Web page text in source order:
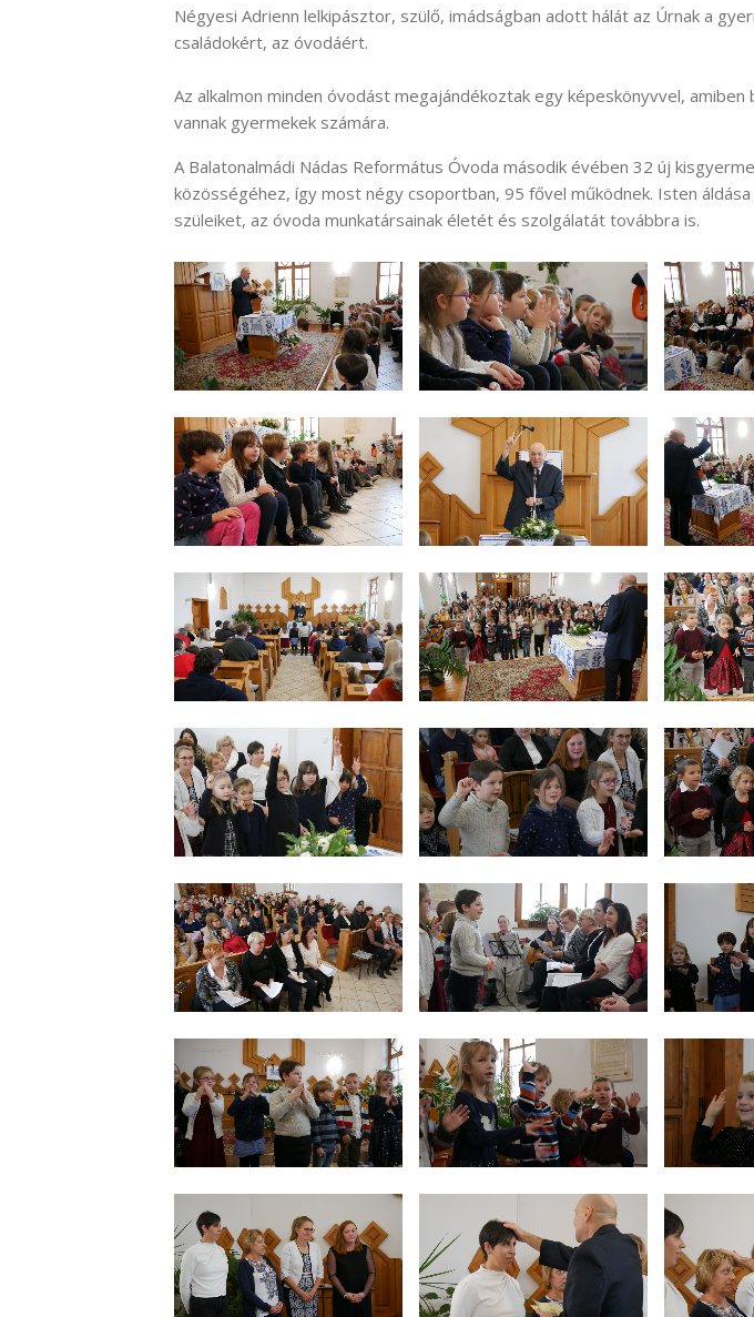
Négyesi Adrienn lelkipásztor, szülő, imádságban adott hálát az Úrnak a
családokért, az óvodáért.
Az alkalmon minden óvodást megajándékoztak egy képeskönyvvel,
vannak gyermekek számára.
A Balatonalmádi Nádas Református Óvoda második évében 32 új
közösségéhez, így most négy csoportban, 95 fővel működnek. Isten
szüleiket, az óvoda munkatársainak életét és szolgálatát továbbra is.